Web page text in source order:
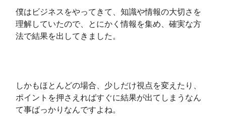
僕はビジネスをやってきて、知識や情報の大切さを
理解していたので、とにかく情報を集め、確実な方
法で結果を出してきました。
しかもほとんどの場合、少しだけ視点を変えたり、
ポイントを押さえればすぐに結果が出てしまうなん
て事ばっかりなんですよね。